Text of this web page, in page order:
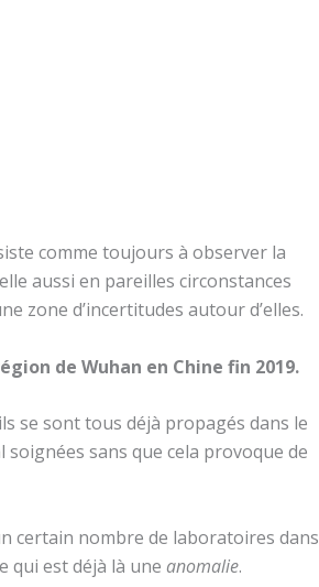
comme toujours à observer la
aussi en pareilles circonstances
zone d’incertitudes autour d’elles.
de Wuhan en Chine fin 2019.
se sont tous déjà propagés dans le
sans que cela provoque de
certain nombre de laboratoires dans
qui est déjà là une anomalie.